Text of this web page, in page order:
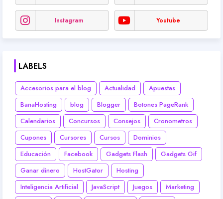
Instagram Youtube
LABELS
Accesorios para el blog Actualidad
Apuestas
BanaHosting
blog Blogger
Botones PageRank
Calendarios
Concursos Consejos
Cronometros
Cupones
Cursores Cursos
Dominios
Educación
Facebook Gadgets Flash
Gadgets Gif
Ganar dinero
HostGator
Hosting
Inteligencia Artificial
JavaScript Juegos
Marketing